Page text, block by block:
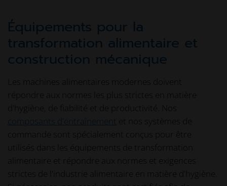
Équipements pour la
transformation alimentaire et
construction mécanique
Les machines alimentaires modernes doivent
répondre aux normes les plus strictes en matière
d'hygiène, de fiabilité et de productivité. Nos
composants d'entraînement
et nos systèmes de
commande sont spécialement conçus pour être
utilisés dans les équipements de transformation
alimentaire et répondre aux normes et exigences
strictes de l'industrie alimentaire en matière d'hygiène.